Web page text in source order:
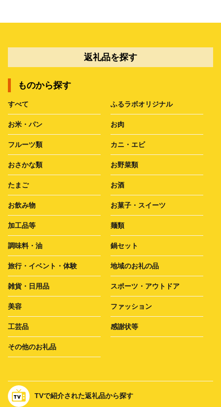
返礼品を探す
ものから探す
すべて ふるラボオリジナル
お米・パン お肉
フルーツ類 カニ・エビ
おさかな類 お野菜類
たまご お酒
お飲み物 お菓子・スイーツ
加工品等 麺類
調味料・油 鍋セット
旅行・イベント・体験 地域のお礼の品
雑貨・日用品 スポーツ・アウトドア
美容 ファッション
工芸品 感謝状等
その他のお礼品
TVで紹介された返礼品から探す